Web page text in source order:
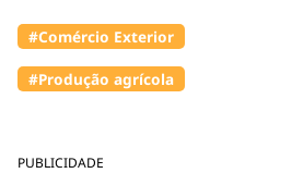
PUBLICIDADE
#Comércio Exterior
#Produção agrícola